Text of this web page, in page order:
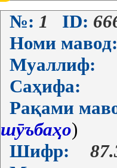
№: 1 ID:
Номи мавод:
Муаллиф:
Саҳифа:
Рақами
шӯъбаҳо)
Шифр: